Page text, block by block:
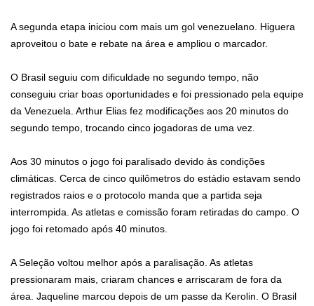
A segunda etapa iniciou com mais um gol venezuelano. Higuera
aproveitou o bate e rebate na área e ampliou o marcador.
O Brasil seguiu com dificuldade no segundo tempo, não
conseguiu criar boas oportunidades e foi pressionado pela equipe
da Venezuela. Arthur Elias fez modificações aos 20 minutos do
segundo tempo, trocando cinco jogadoras de uma vez.
Aos 30 minutos o jogo foi paralisado devido às condições
climáticas. Cerca de cinco quilômetros do estádio estavam sendo
registrados raios e o protocolo manda que a partida seja
interrompida. As atletas e comissão foram retiradas do campo. O
jogo foi retomado após 40 minutos.
A Seleção voltou melhor após a paralisação. As atletas
pressionaram mais, criaram chances e arriscaram de fora da
área. Jaqueline marcou depois de um passe da Kerolin. O Brasil